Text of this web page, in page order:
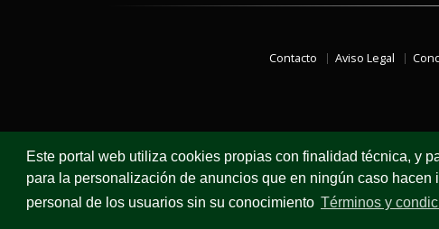
Este portal web utiliza cookies propias con finalidad técnica, y
para la personalización de anuncios que en ningún caso
personal de los usuarios sin su conocimiento Términos y
Contacto Aviso Legal